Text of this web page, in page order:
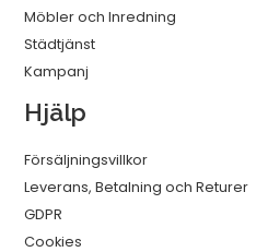
Möbler och Inredning
Städtjänst
Kampanj
Hjälp
Försäljningsvillkor
Leverans, Betalning och Returer
GDPR
Cookies